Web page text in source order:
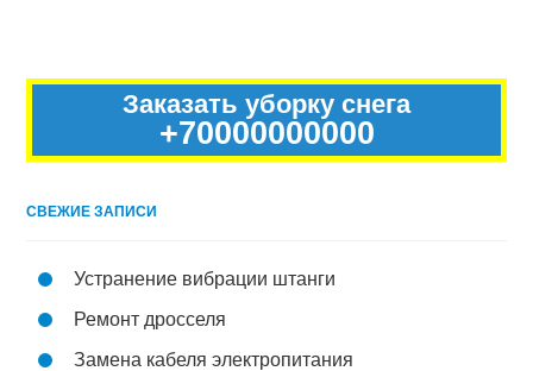
Заказать уборку снега
+70000000000
СВЕЖИЕ ЗАПИСИ
Устранение вибрации штанги
Ремонт дросселя
Замена кабеля электропитания